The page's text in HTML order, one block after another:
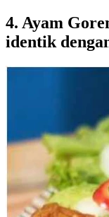
4. Ayam
identik